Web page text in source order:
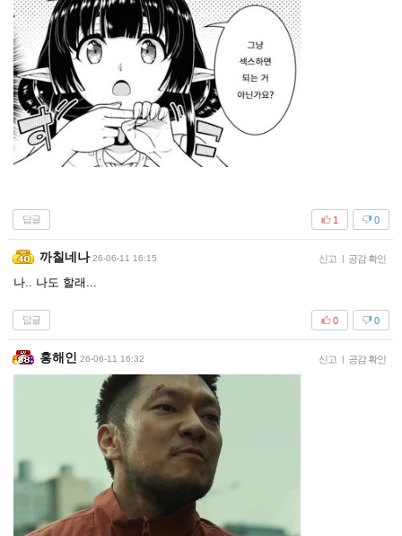
답글 0
1
까칠네나 26-06-11 16:15 신고 | 공감 확인
나.. 나도 할래...
답글 0
0
홍해인 26-06-11 16:32 신고 | 공감 확인